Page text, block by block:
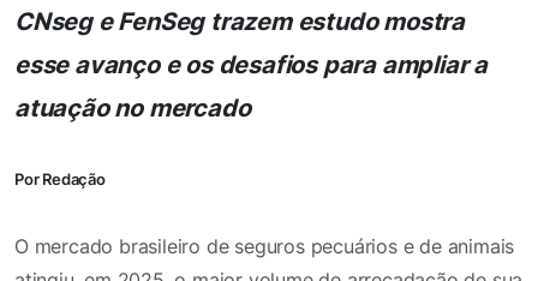
CNseg e FenSeg trazem estudo mostra
esse avanço e os desafios para ampliar a
atuação no mercado
Por Redação
O mercado brasileiro de seguros pecuários e de animais